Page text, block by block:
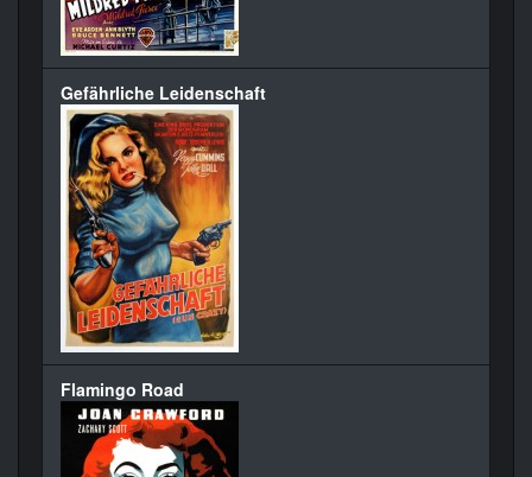
Gefährliche Leidenschaft
Flamingo Road